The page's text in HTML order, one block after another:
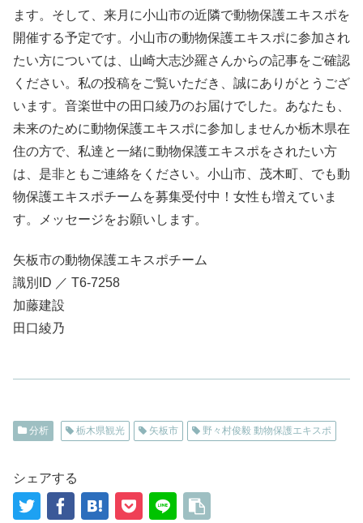
ます。そして、来月に小山市の近隣で動物保護エキスポを
開催する予定です。小山市の動物保護エキスポに参加され
たい方については、山崎大志沙羅さんからの記事をご確認
ください。私の投稿をご覧いただき、誠にありがとうござ
います。音楽世中の田口綾乃のお届けでした。あなたも、
未来のために動物保護エキスポに参加しませんか栃木県在
住の方で、私達と一緒に動物保護エキスポをされたい方
は、是非ともご連絡をください。小山市、茂木町、でも動
物保護エキスポチームを募集受付中！女性も増えていま
す。メッセージをお願いします。
矢板市の動物保護エキスポチーム
識別ID ／ T6-7258
加藤建設
田口綾乃
分析 栃木県観光 矢板市 野々村俊毅 動物保護エキスポ
シェアする